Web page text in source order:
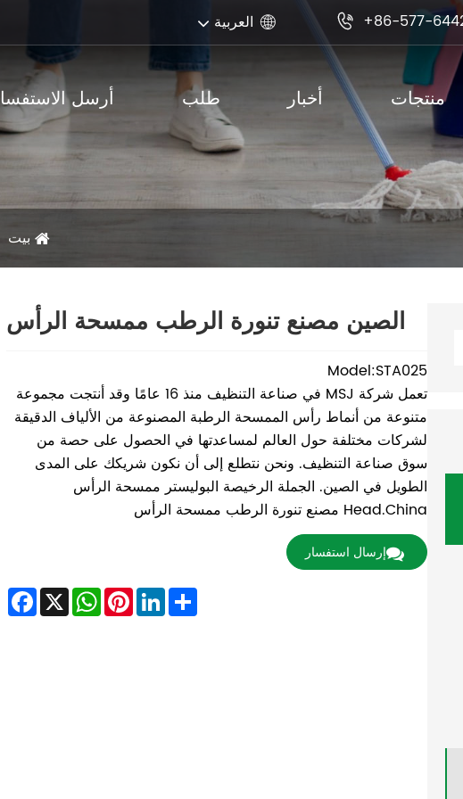
 +86-577-
 العربية
منتجات أخبار طلب أرسل
بيت
الصين مصنع تنورة الرطب ممسحة الرأس
Model:STA025
تعمل شركة MSJ في صناعة التنظيف منذ 16 عامًا وقد أنتجت مجموعة
متنوعة من أنماط رأس الممسحة الرطبة المصنوعة من الألياف الدقيقة
لشركات مختلفة حول العالم لمساعدتها في الحصول على حصة من
سوق صناعة التنظيف. ونحن نتطلع إلى أن نكون شريكك على المدى
الطويل في الصين. الجملة الرخيصة البوليستر ممسحة الرأس
Head.China مصنع تنورة الرطب ممسحة الرأس
إرسال استفسار
X
WhatsAppPinterestLinkedInShare